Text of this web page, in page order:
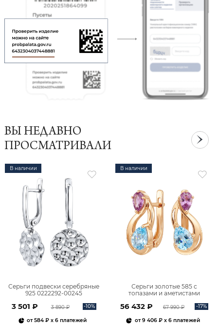
ВЫ НЕДАВНО
ПРОСМАТРИВАЛИ
В наличии
Серьги подвески серебряные
925 0222292-00245
3 501 ₽ 3 890 ₽ -10%
от584 ₽ x 6 платежей
В наличии
Серьги золотые 585 с
топазами и аметистами
56 432 ₽ 67 990 ₽ -17%
от9 406 ₽x 6 платежей